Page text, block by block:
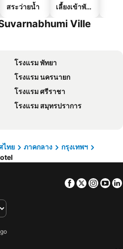
สระว่ายน้ำ
เลี้ยงเข้าพัก
Ville
โรงแรม พัทยา
โรงแรม นครนายก
โรงแรม ศรีราชา
โรงแรม สมุทรปราการ
ไทย ภาคกลาง
กรุงเทพฯ
Facebook
Twitter